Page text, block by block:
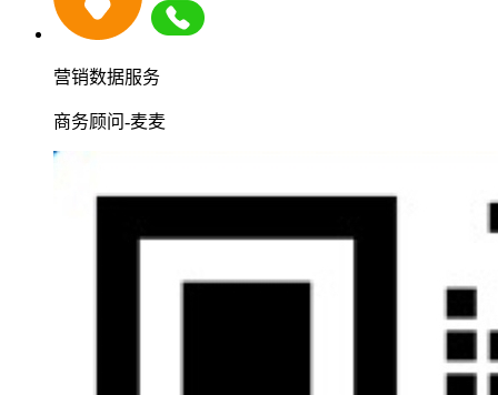
营销数据服务
商务顾问-麦麦